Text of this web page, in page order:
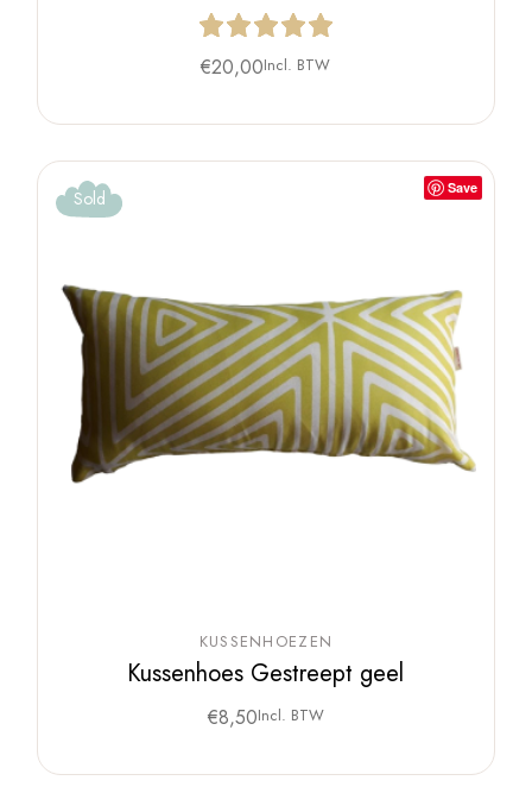
€20,00Incl. BTW
Save
Sold
KUSSENHOEZEN
Kussenhoes Gestreept geel
€8,50Incl. BTW